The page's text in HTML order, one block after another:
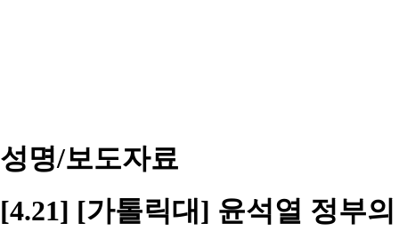
성명/보도자료
[4.21] [가톨릭대] 윤석열 정부의